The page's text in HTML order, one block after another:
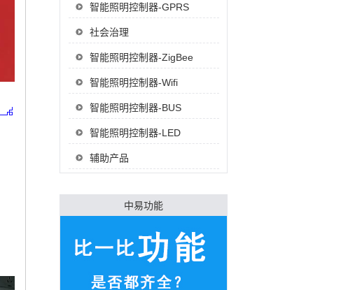
智能照明控制器-GPRS
社会治理
智能照明控制器-ZigBee
智能照明控制器-Wifi
智能照明控制器-BUS
智能照明控制器-LED
辅助产品
中易功能